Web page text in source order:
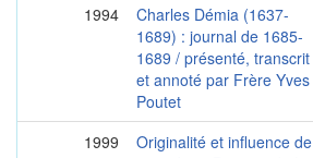
1994
Charles Démia (1637-
1689) : journal de 1685-
1689 / présenté, transcrit
et annoté par Frère Yves
Poutet
1999
Originalité et influence de